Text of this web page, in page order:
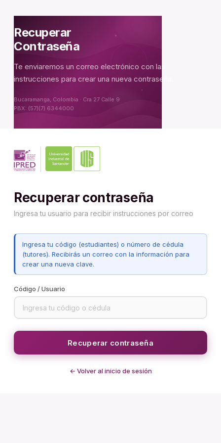
Recuperar
Contraseña
Te enviaremos un correo electrónico con las
instrucciones para crear una nueva contraseña.
Bucaramanga, Colombia · Cra 27 Calle 9
PBX: (57)(7) 6344000
Recuperar contraseña
Ingresa tu usuario para recibir instrucciones por correo
Ingresa tu código (estudiantes) o número de cédula
(tutores). Recibirás un correo con la información para
crear una nueva clave.
Código / Usuario
Recuperar contraseña
← Volver al inicio de sesión